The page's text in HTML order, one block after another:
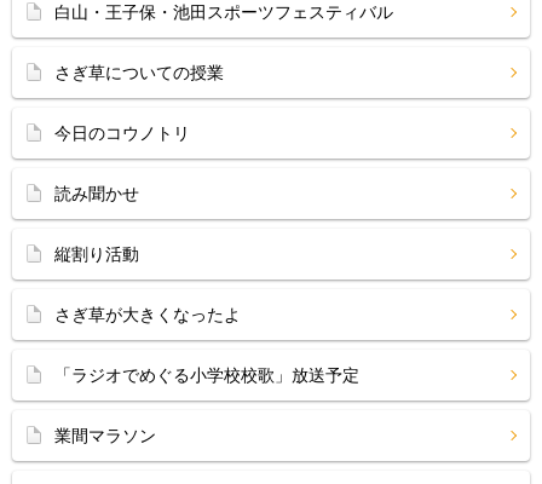
白山・王子保・池田スポーツフェスティバル
さぎ草についての授業
今日のコウノトリ
読み聞かせ
縦割り活動
さぎ草が大きくなったよ
「ラジオでめぐる小学校校歌」放送予定
業間マラソン